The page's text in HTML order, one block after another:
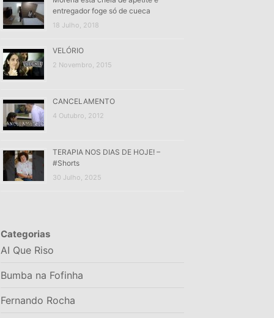
entregador foge só de cueca
18 Julho, 2018
VELÓRIO
2 Novembro, 2015
CANCELAMENTO
4 Outubro, 2012
TERAPIA NOS DIAS DE HOJE! –
#Shorts
30 Julho, 2025
Categorias
AI Que Riso
Bumba na Fofinha
Fernando Rocha